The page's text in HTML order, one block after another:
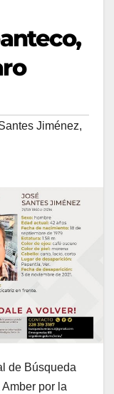
Jiménez,
de Búsqueda
por la